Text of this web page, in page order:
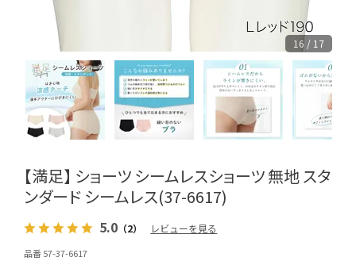
16 / 17
【満足】 ショーツ シームレスショーツ 無地 スタ
ンダード シームレス(37-6617)
5.0 （2） レビューを見る
品番 57-37-6617